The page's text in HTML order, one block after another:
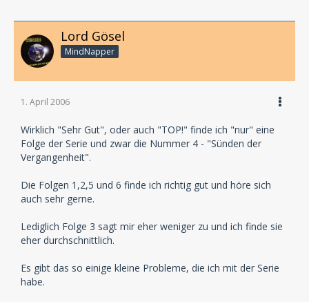
Lord Gösel
MindNapper
1. April 2006
Wirklich "Sehr Gut", oder auch "TOP!" finde ich "nur" eine
Folge der Serie und zwar die Nummer 4 - "Sünden der
Vergangenheit".
Die Folgen 1,2,5 und 6 finde ich richtig gut und höre sich
auch sehr gerne.
Lediglich Folge 3 sagt mir eher weniger zu und ich finde sie
eher durchschnittlich.
Es gibt das so einige kleine Probleme, die ich mit der Serie
habe.